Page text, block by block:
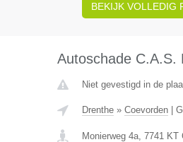
BEKIJK VOLLEDIG
Autoschade C.A.S.
Niet gevestigd in de
Drenthe» Coevorden|
Monierweg 4a, 7741 KT